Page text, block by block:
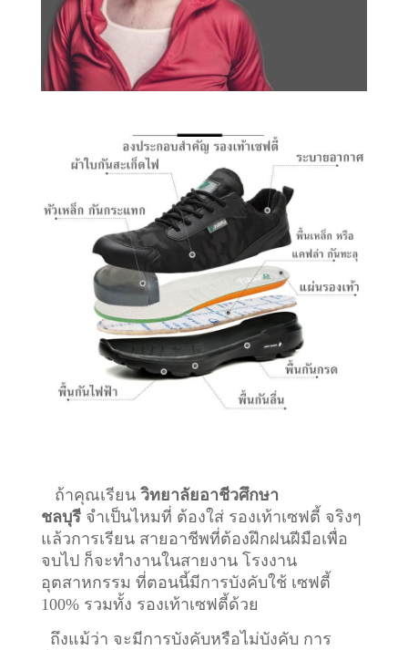
ถ้าคุณเรียน วิทยาลัยอาชีวศึกษา
ชลบุรีจำเป็นไหมที่ ต้องใส่ รองเท้าเซฟตี้ จริงๆ
แล้วการเรียน สายอาชีพที่ต้องฝึกฝนฝีมือเพื่อ
จบไป ก็จะทำงานในสายงาน โรงงาน
อุตสาหกรรม ที่ตอนนี้มีการบังคับใช้ เซฟตี้
100% รวมทั้ง รองเท้าเซฟตี้ด้วย
ถึงแม้ว่า จะมีการบังคับหรือไม่บังคับ การ